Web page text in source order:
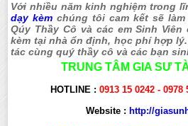
Với nhiều năm kinh nghiệm trong
dạy kèm chúng tôi cam kết sẽ
Qúy Thầy Cô và các em Sinh
kèm tại nhà ổn định, học phí hợp
tác cùng quý thầy cô và các bạn
TRUNG TÂM GIA SƯ
HOTLINE :0913 15 0242 - 0978
Website : http://